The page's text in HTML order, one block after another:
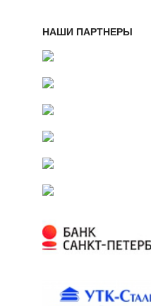
НАШИ ПАРТНЕРЫ